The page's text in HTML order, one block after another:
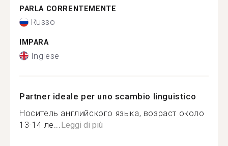
PARLA CORRENTEMENTE
Russo
IMPARA
Inglese
Partner ideale per uno scambio linguistico
Носитель английского языка, возраст около
13-14 ле... Leggi di più